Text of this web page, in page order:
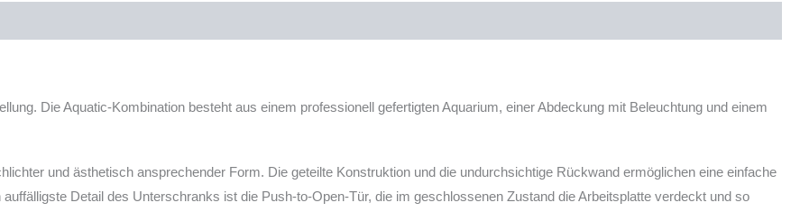
Die Aquatic-Kombination besteht aus einem professionell gefertigten Aquarium, einer Abdeckung mit Beleuchtung und einem
und ästhetisch ansprechender Form. Die geteilte Konstruktion und die undurchsichtige Rückwand ermöglichen eine einfache
Detail des Unterschranks ist die Push-to-Open-Tür, die im geschlossenen Zustand die Arbeitsplatte verdeckt und so